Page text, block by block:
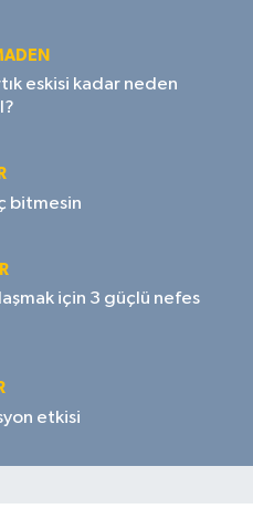
eskisi kadar neden
bitmesin
için 3 güçlü nefes
etkisi